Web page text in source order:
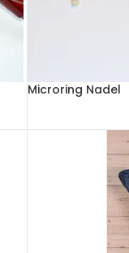
Microring Nadel